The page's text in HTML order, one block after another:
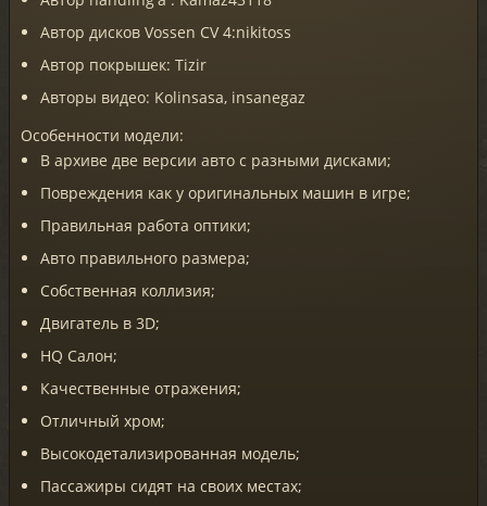
Автор дисков Vossen CV 4:nikitoss
Автор покрышек: Tizir
Авторы видео: Kolinsasa, insanegaz
Особенности модели:
В архиве две версии авто с разными дисками;
Повреждения как у оригинальных машин в игре;
Правильная работа оптики;
Авто правильного размера;
Собственная коллизия;
Двигатель в 3D;
HQ Салон;
Качественные отражения;
Отличный хром;
Высокодетализированная модель;
Пассажиры сидят на своих местах;